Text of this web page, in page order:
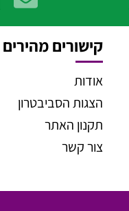
קישורים מהירים
אודות
הצגות הסביבטרון
תקנון האתר
צור קשר